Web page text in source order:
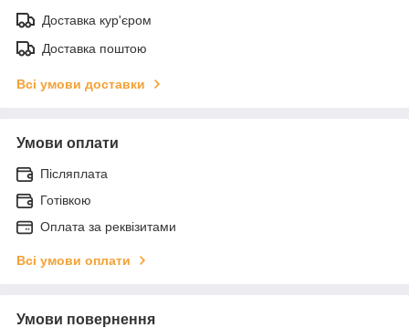
Доставка кур'єром
Доставка поштою
Всі умови доставки
Умови оплати
Післяплата
Готівкою
Оплата за реквізитами
Всі умови оплати
Умови повернення